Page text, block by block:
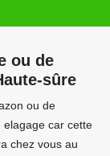
ou de
sûre
ou de
elagage car cette
chez vous au